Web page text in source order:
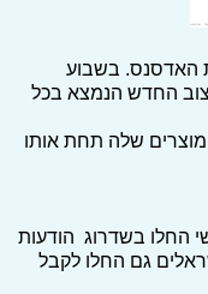
האדסנס. בשבוע
החדש הנמצא בכל
שלה תחת אותו
החלו בשדרוג הודעות
גם החלו לקבל